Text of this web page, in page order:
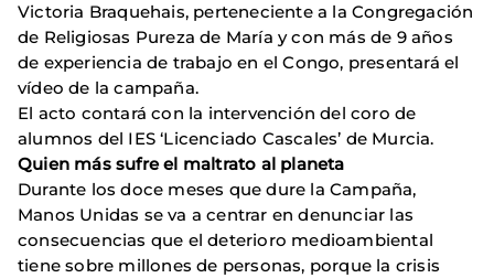
Victoria Braquehais, perteneciente a la Congregación
de Religiosas Pureza de María y con más de 9 años
de experiencia de trabajo en el Congo, presentará el
vídeo de la campaña.
El acto contará con la intervención del coro de
alumnos del IES ‘Licenciado Cascales’ de Murcia.
Quien más sufre el maltrato al planeta
Durante los doce meses que dure la Campaña,
Manos Unidas se va a centrar en denunciar las
consecuencias que el deterioro medioambiental
tiene sobre millones de personas, porque la crisis